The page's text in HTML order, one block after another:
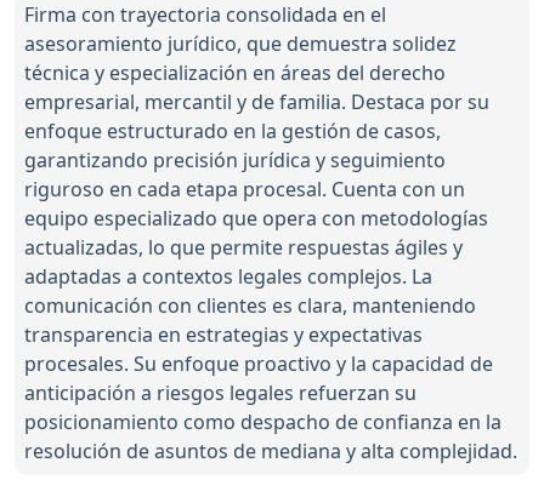
Firma con trayectoria consolidada en el
asesoramiento jurídico, que demuestra solidez
técnica y especialización en áreas del derecho
empresarial, mercantil y de familia. Destaca por su
enfoque estructurado en la gestión de casos,
garantizando precisión jurídica y seguimiento
riguroso en cada etapa procesal. Cuenta con un
equipo especializado que opera con metodologías
actualizadas, lo que permite respuestas ágiles y
adaptadas a contextos legales complejos. La
comunicación con clientes es clara, manteniendo
transparencia en estrategias y expectativas
procesales. Su enfoque proactivo y la capacidad de
anticipación a riesgos legales refuerzan su
posicionamiento como despacho de confianza en la
resolución de asuntos de mediana y alta complejidad.